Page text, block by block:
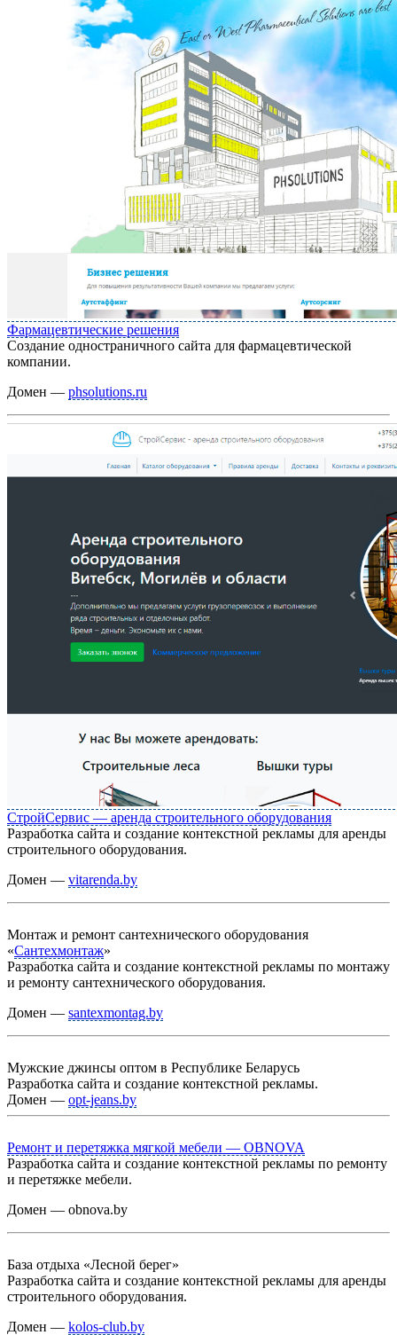
Фармацевтические решения
Создание одностраничного сайта для фармацевтической
компании.
Домен — phsolutions.ru
СтройСервис — аренда строительного оборудования
Разработка сайта и создание контекстной рекламы для аренды
строительного оборудования.
Домен — vitarenda.by
Монтаж и ремонт сантехнического оборудования
«Сантехмонтаж»
Разработка сайта и создание контекстной рекламы по монтажу
и ремонту сантехнического оборудования.
Домен — santexmontag.by
Мужские джинсы оптом в Республике Беларусь
Разработка сайта и создание контекстной рекламы.
Домен — opt-jeans.by
Ремонт и перетяжка мягкой мебели — OBNOVA
Разработка сайта и создание контекстной рекламы по ремонту
и перетяжке мебели.
Домен — obnova.by
База отдыха «Лесной берег»
Разработка сайта и создание контекстной рекламы для аренды
строительного оборудования.
Домен — kolos-club.by